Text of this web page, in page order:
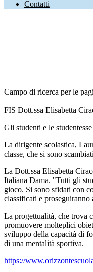
Contatti
Campo di ricerca per le
FIS Dott.ssa Elisabetta
Gli studenti e le
La dirigente scolastica,
classe, che si sono
La Dott.ssa Elisabetta
Italiana Dama. "Tutti gli
gioco. Si sono sfidati con
classificati e proseguiranno
La progettualità, che trova
promuovere molteplici
sviluppo della capacità di
di una mentalità sportiva.
https://